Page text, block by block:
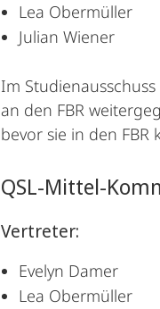
Lea Obermüller
Julian Wiener
Im
an den FBR
bevor sie in den FBR
QSL-Mittel-
Vertreter:
Evelyn Damer
Lea Obermüller